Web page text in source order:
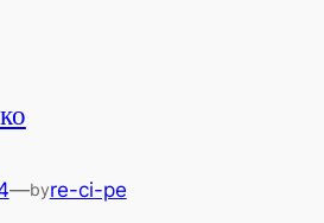
—byre-ci-pe